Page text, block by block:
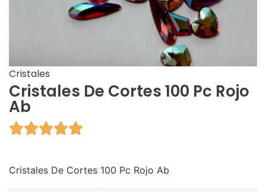
Cristales
Cristales De Cortes 100 Pc Rojo
Ab

Cristales De Cortes 100 Pc Rojo Ab